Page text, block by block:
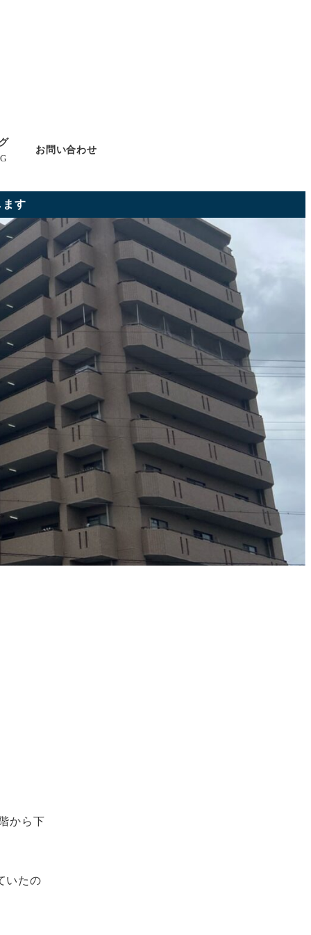
お問い合わせ
ます
から下
いたの